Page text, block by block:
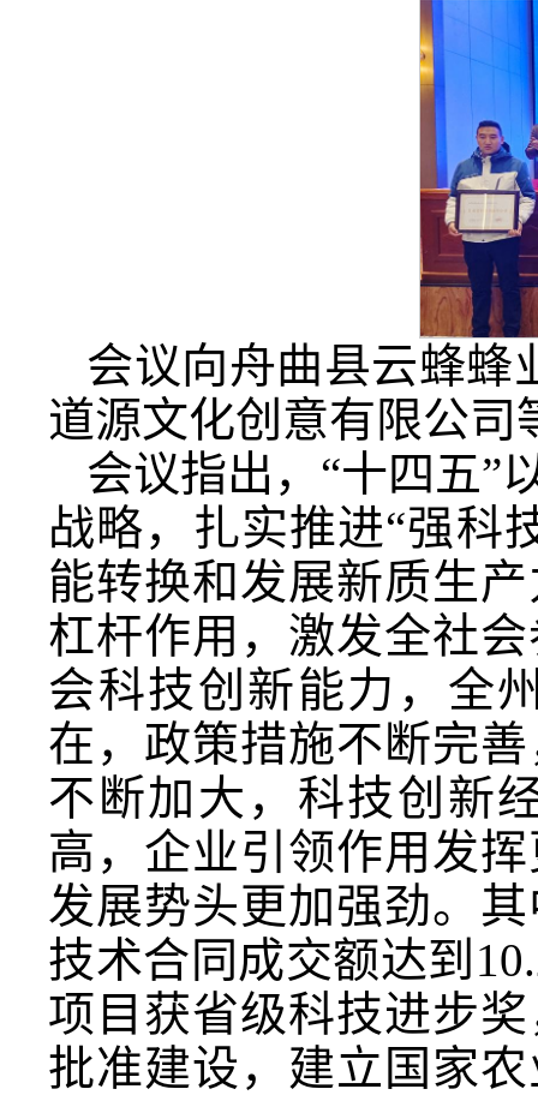
会议向舟曲县云蜂蜂
道源文化创意有限公司
会议指出，“十四五”
战略，扎实推进“强科
能转换和发展新质生
杠杆作用，激发全社
会科技创新能力，全
在，政策措施不断完
不断加大，科技创新
高，企业引领作用发
发展势头更加强劲。
技术合同成交额达到
项目获省级科技进步
批准建设，建立国家